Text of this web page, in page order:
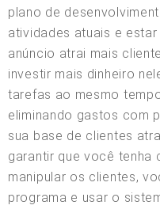
plano de
atividades atuais e
anúncio atrai mais
investir mais dinheiro
tarefas ao mesmo
eliminando gastos com
sua base de clientes
garantir que você tenha
manipular os clientes,
programa e usar o